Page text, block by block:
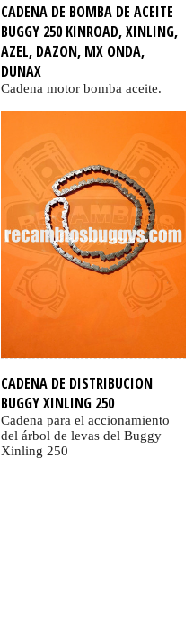
CADENA DE BOMBA DE ACEITE
BUGGY 250 KINROAD, XINLING,
AZEL, DAZON, MX ONDA,
DUNAX
Cadena motor bomba aceite.
CADENA DE DISTRIBUCION
BUGGY XINLING 250
Cadena para el accionamiento
del árbol de levas del Buggy
Xinling 250